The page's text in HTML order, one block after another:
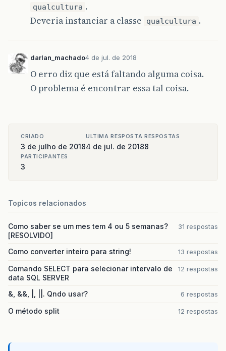
qualcultura .
Deveria instanciar a classe
qualcultura .
darlan_machado4 de jul. de 2018
O erro diz que está faltando alguma coisa.
O problema é encontrar essa tal coisa.
CRIADO
3 de julho de 2018
ULTIMA RESPOSTA
4 de jul. de 2018
RESPOSTAS
8
PARTICIPANTES
3
Topicos relacionados
Como saber se um mes tem 4 ou 5 semanas?
[RESOLVIDO]
31 respostas
Como converter inteiro para string! 13 respostas
Comando SELECT para selecionar intervalo de
data SQL SERVER
12 respostas
&, &&, |, ||. Qndo usar? 6 respostas
O método split 12 respostas